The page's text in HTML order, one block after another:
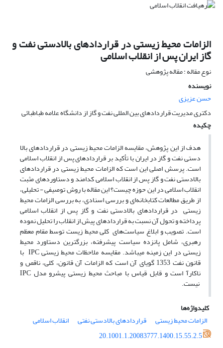
الزامات محیط زیستی در قراردادهای بالادستی نفت و
گاز ایران پس از انقلاب اسلامی
نوع مقاله : مقاله پژوهشی
نویسنده
حسن عزیزی
دکتری مدیریت قراردادهای بین المللی نفت و گاز از دانشگاه علامه طباطبائی
چکیده
هدف از این پژوهش، مقایسه الزامات محیط زیستی در قراردادهای بالا
دستی نفت و گاز در ایران با تأکید بر قراردادهای پس از انقلاب اسلامی
است. پرسش اصلی این است که الزامات محیط زیستی در قراردادهای
بالادستی نفت و گاز پس از انقلاب اسلامی کدامند و دستاوردهای مثبت
انقلاب اسلامی در این حوزه چیست؟ این مقاله با روش توصیفی - تحلیلی،
از طریق مطالعات کتابخانه‌ای و بررسی اسنادی، به بررسی الزامات محیط
زیستی در قراردادهای بالادستی نفت و گاز پس از انقلاب اسلامی
پرداخته و تحول آن نسبت به قراردادهای پیش از انقلاب را تحلیل نموده
است. تصویب و ابلاغ سیاست‌های کلی محیط زیست توسط مقام معظم
رهبری، شامل پانزده سیاست پیشرفته، بزرگ­ترین دستاورد محیط
زیستی در این زمینه می­باشد. مقایسه ملاحظات محیط زیستی IPC با
قانون نفت 1353 گویای آن است که الزامات آن قانون، کلی، ناقص و
ناکارآ است و قابل قیاس با مباحث محیط زیستی پیشرو مدل IPC
نیست.
کلیدواژه‌ها
الزامات محیط زیستی
قراردادهای بالادستی نفتی
انقلاب اسلامی
20.1001.1.20083777.1400.15.55.2.5